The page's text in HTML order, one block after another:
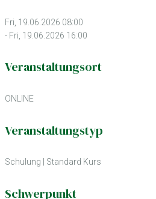
Fri, 19.06.2026 08:00
- Fri, 19.06.2026 16:00
Veranstaltungsort
ONLINE
Veranstaltungstyp
Schulung Standard Kurs
Schwerpunkt